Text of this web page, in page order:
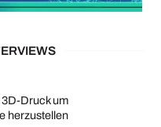
Druck um
herzustellen